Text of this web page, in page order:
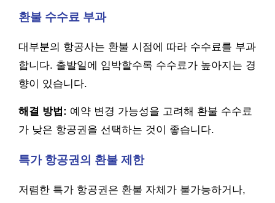
환불 수수료 부과
대부분의 항공사는 환불 시점에 따라 수수료를 부과
합니다. 출발일에 임박할수록 수수료가 높아지는 경
향이 있습니다.
해결 방법: 예약 변경 가능성을 고려해 환불 수수료
가 낮은 항공권을 선택하는 것이 좋습니다.
특가 항공권의 환불 제한
저렴한 특가 항공권은 환불 자체가 불가능하거나,